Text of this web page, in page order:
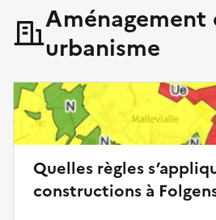
Aménagement
urbanisme
Quelles règles
constructions à